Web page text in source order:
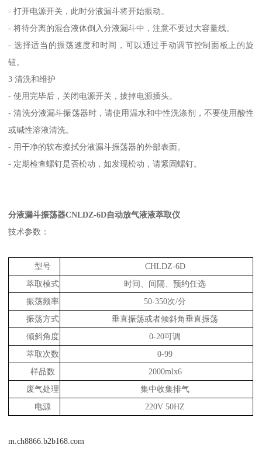
- 打开电源开关，此时分液漏斗将开始振动。
- 将待分离的混合液体倒入分液漏斗中，注意不要过大容量线。
- 选择适当的振荡速度和时间，可以通过手动调节控制面板上的旋
钮。
3 清洗和维护
- 使用完毕后，关闭电源开关，拔掉电源插头。
- 清洗分液漏斗振荡器时，请使用温水和中性洗涤剂，不要使用酸性
或碱性溶液清洗。
- 用干净的软布擦拭分液漏斗振荡器的外部表面。
- 定期检查螺钉是否松动，如发现松动，请紧固螺钉。
分液漏斗振荡器CNLDZ-6D自动放气液液萃取仪
技术参数：
型号
CHLDZ-6D
萃取模式
时间、间隔、预约任选
振荡频率
50-350次/分
振荡方式
垂直振荡或者倾斜角垂直振荡
倾斜角度
0-20可调
萃取次数
0-99
样品数
2000mlx6
废气处理
集中收集排气
电源
220V 50HZ
m.ch8866.b2b168.com